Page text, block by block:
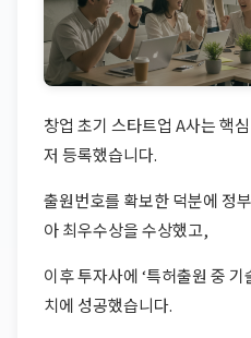
창업 초기 스타트업 A사는 핵
저 등록했습니다.
출원번호를 확보한 덕분에 정
아 최우수상을 수상했고,
이후 투자사에 ‘특허출원 중
치에 성공했습니다.